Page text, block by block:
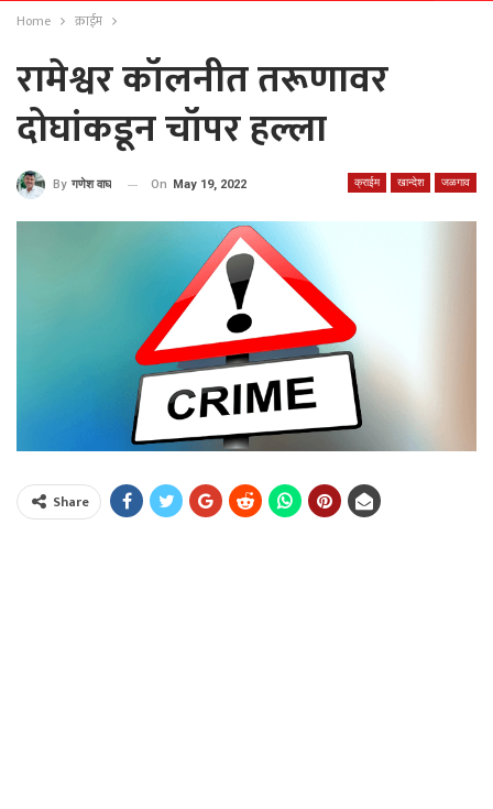
Home क्राईम
रामेश्वर कॉलनीत तरूणावर
दोघांकडून चॉपर हल्ला
क्राईम खान्देश जळगाव
By गणेश वाघ On May 19, 2022
Share